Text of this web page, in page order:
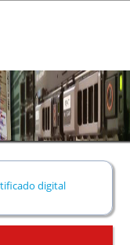
digital